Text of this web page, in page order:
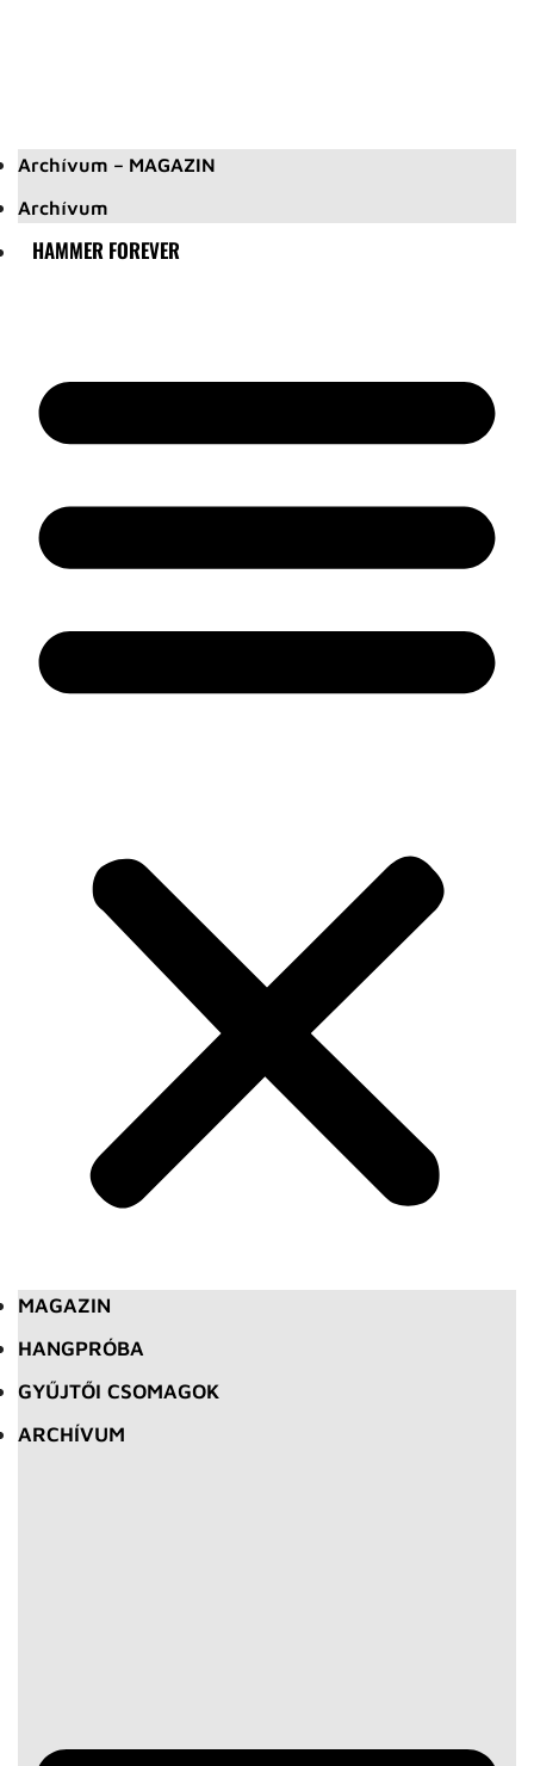
Archívum – MAGAZIN
Archívum
HAMMER FOREVER
MAGAZIN
HANGPRÓBA
GYŰJTŐI CSOMAGOK
ARCHÍVUM